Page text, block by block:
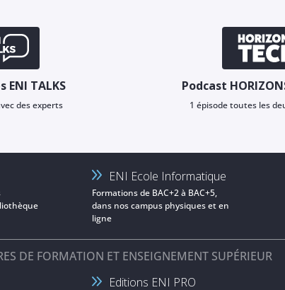
ENI TALKS
des experts
Podcast
1 épisode toutes les
ENI Ecole Informatique
Formations de BAC+2 à BAC+5,
dans nos campus physiques et en
ligne
DE FORMATION ET ENSEIGNEMENT SUPÉRIEUR
Editions ENI PRO